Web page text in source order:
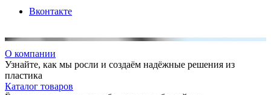
Вконтакте
О компании
Узнайте, как мы росли и создаём надёжные решения из
пластика
Каталог товаров